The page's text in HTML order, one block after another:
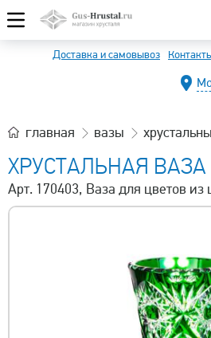
Доставка и самовывоз
главная вазы
ХРУСТАЛЬНАЯ ВАЗА
Арт. 170403, Ваза для цветов из